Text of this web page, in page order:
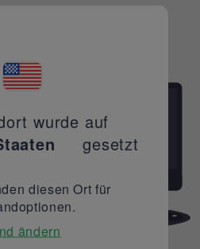
wurde auf
gesetzt
diesen Ort für
ändern